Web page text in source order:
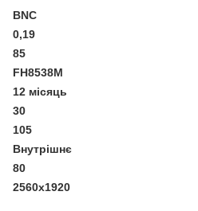
BNC
0,19
85
FH8538M
12 місяць
30
105
Внутрішнє
80
2560х1920